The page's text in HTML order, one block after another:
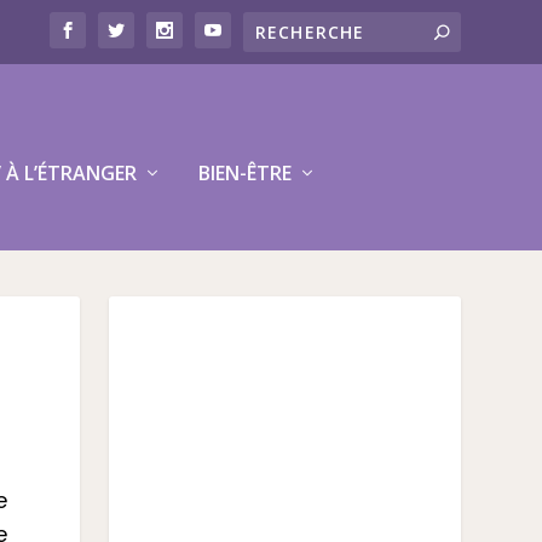
À L’ÉTRANGER BIEN-ÊTRE